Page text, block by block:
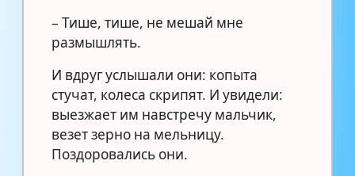
– Тише, тише, не мешай мне
размышлять.
И вдруг услышали они: копыта
стучат, колеса скрипят. И увидели:
выезжает им навстречу мальчик,
везет зерно на мельницу.
Поздоровались они.